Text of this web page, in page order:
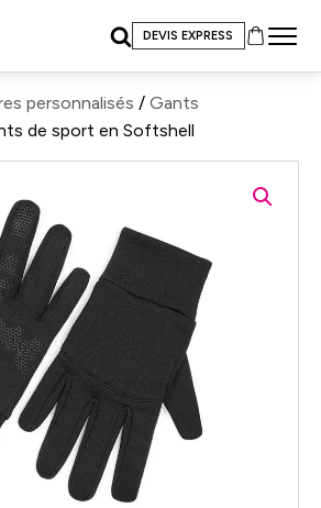
DEVIS EXPRESS
personnalisés / Gants
de sport en Softshell